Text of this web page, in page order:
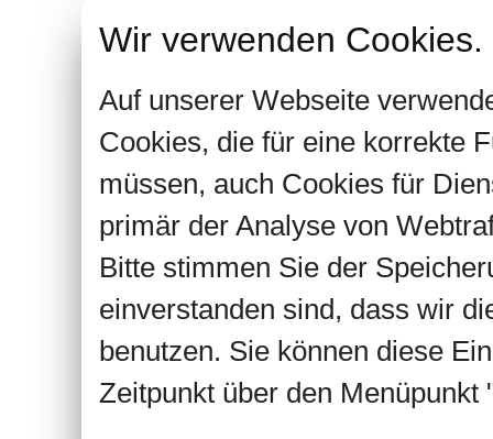
Wir verwenden Cookies.
Auf unserer Webseite
Cookies, die für eine korrekte
müssen, auch Cookies für
primär der Analyse von
Bitte stimmen Sie der
einverstanden sind, dass wir
benutzen. Sie können diese
Zeitpunkt über den Menüpunkt